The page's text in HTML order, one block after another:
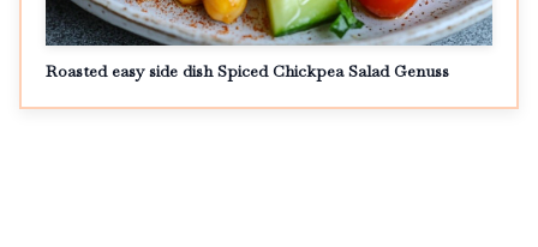
Roasted easy side dish Spiced Chickpea Salad Genuss